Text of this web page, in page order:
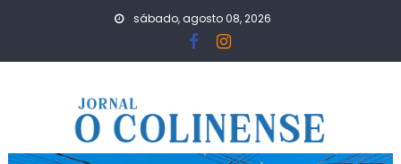
sábado, agosto 08, 2026